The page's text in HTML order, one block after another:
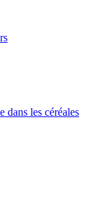
les céréales